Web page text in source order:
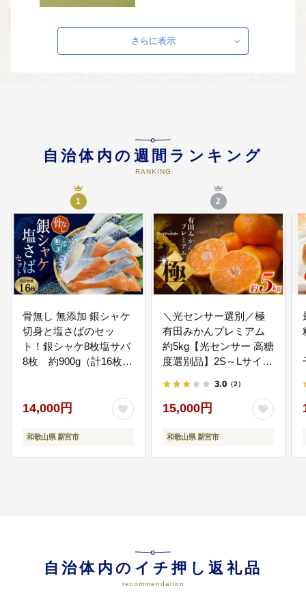
◇安全で安心な暮らしの向上
・環境にやさしいまちづくりの推
◇歴史文化・芸術の振興
・佐藤春夫記念館の維持、管理 ・
新宮城跡の維持管理 ・世界遺産
「熊野古道の保全」 など
06
◇新宮市におまかせ
・新宮市が行う各種事業に活用さ
せていただきます。
07
◇東京大学との連携事業の推進◇
・当市では、東京大学と連携協定
実施しています。頂いた寄附額か
ら経費等を除いた5割を東京大学の
基金に寄附し、熊野学関連事業の
さらに表示
自治体内の週間ランキング
RANKING
1
骨無し 無添加 銀シャケ
切身と塩さばのセッ
ト！銀シャケ8枚塩サバ
8枚 約900g（計16枚）
魚 魚介 海鮮 安心 人気
大容量 小分け ふっくら
やわらか 美味しい 焼き
14,000円
和歌山県 新宮市
2
＼光センサー選別／極
有田みかんプレミアム
約5kg【光センサー 高糖
度選別品】2S～Lサイズ
年11月～2027年1月に順
次発送予定 ※北海道・
沖縄・離島への配送不
可 【nuk155G】
3.0 （2）
15,000円
和歌山県 新宮市
自治体内のイチ押し返礼品
recommendation